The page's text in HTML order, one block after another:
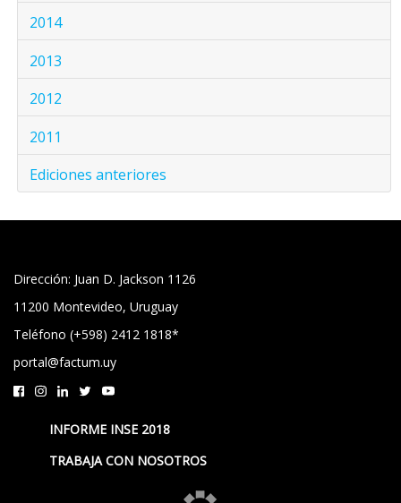
2014
2013
2012
2011
Ediciones anteriores
Dirección: Juan D. Jackson 1126
11200 Montevideo, Uruguay
Teléfono (+598) 2412 1818*
portal@factum.uy
INFORME INSE 2018
TRABAJA CON NOSOTROS